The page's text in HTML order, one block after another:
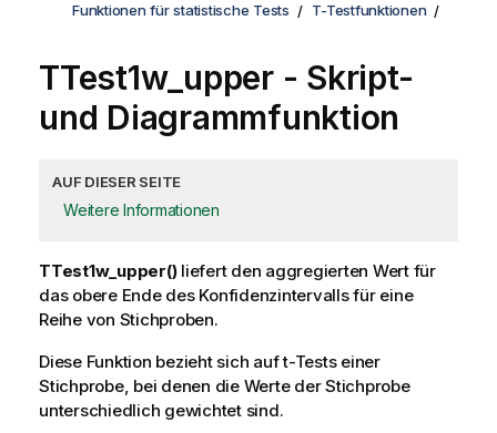
Funktionen für statistische Tests
T-Testfunktionen
TTest1w_upper- Skript-
und Diagrammfunktion
AUF DIESER SEITE
Weitere Informationen
TTest1w_upper()liefert den aggregierten Wert für
das obere Ende des Konfidenzintervalls für eine
Reihe von Stichproben.
Diese Funktion bezieht sich auf t-Tests einer
Stichprobe, bei denen die Werte der Stichprobe
unterschiedlich gewichtet sind.